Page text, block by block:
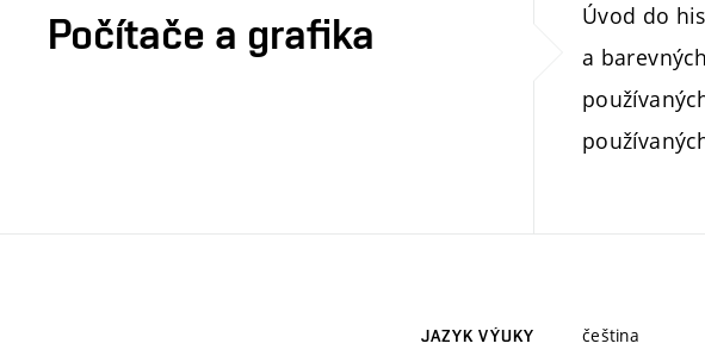
Počítače a grafika
Úvod do
a
JAZYK VÝUKY čeština